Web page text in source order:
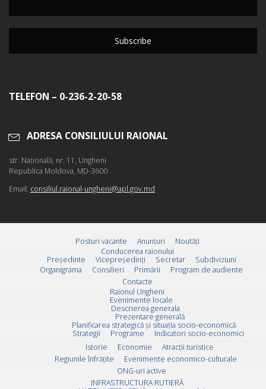
TELEFON – 0-236-2-20-58
ADRESA CONSILIULUI RAIONAL
str. Naţională, nr. 11, Ungheni
Republica Moldova, MD-3600
Email: consiliul.raional-ungheni@apl.gov.md
Posturi vacante Anunțuri
Noutăți
Conducerea raionului
Preşedinte
Vicepreşedinţi Secretar
Subdiviziuni
Organigrama
Consilieri Primării
Program de audiente
Contacte
Raionul Ungheni
Evenimente locale
Descrierea generala
Prezentare generală
Planificarea strategică și situația socio-economică
Strategii
Programe
Indicatori socio-economici
Istorie
Economie
Atracții turistice
Regiunile înfrățite
Evenimente economico-culturale
ONG-uri active
INFRASTRUCTURA RUTIERĂ